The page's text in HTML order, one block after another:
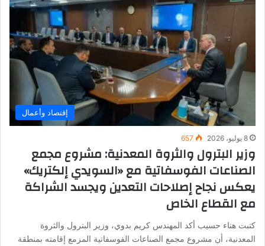
إقتصاد وأعمال
8 يوليو، 2026 657
وزير البترول والثروة المعدنية: مشروع مجمع
الصناعات الفوسفاتية مع «السويدي إلكتريك»
يعكس نجاح إصلاحات التعدين ويجسد الشراكة
مع القطاع الخاص
كتبت هناء حسيب أكد المهندس كريم بدوي، وزير البترول والثروة
المعدنية، أن مشروع مجمع الصناعات الفوسفاتية المزمع إقامته بمنطقة